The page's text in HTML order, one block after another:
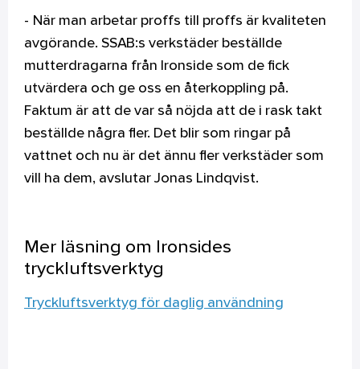
- När man arbetar proffs till proffs är kvaliteten
avgörande. SSAB:s verkstäder beställde
mutterdragarna från Ironside som de fick
utvärdera och ge oss en återkoppling på.
Faktum är att de var så nöjda att de i rask takt
beställde några fler. Det blir som ringar på
vattnet och nu är det ännu fler verkstäder som
vill ha dem, avslutar Jonas Lindqvist.
Mer läsning om Ironsides
tryckluftsverktyg
Tryckluftsverktyg för daglig användning